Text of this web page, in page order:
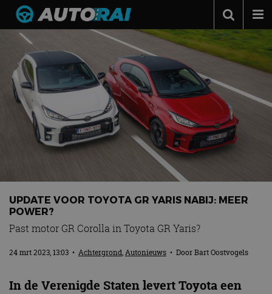
Autonieuws
Podcast
Autotests
Automerken
Adverteren
Contact
MotorRAI.nl
UPDATE VOOR TOYOTA GR YARIS NABIJ: MEER
POWER?
Past motor GR Corolla in Toyota GR Yaris?
24 mrt 2023, 13:03 • Achtergrond,Autonieuws • DoorBart Oostvogels
In de Verenigde Staten levert Toyota een